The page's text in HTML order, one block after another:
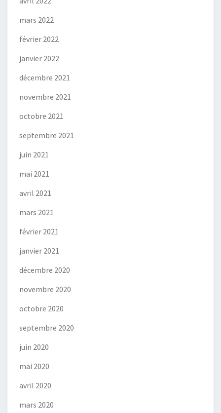
mars 2022
février 2022
janvier 2022
décembre 2021
novembre 2021
octobre 2021
septembre 2021
juin 2021
mai 2021
avril 2021
mars 2021
février 2021
janvier 2021
décembre 2020
novembre 2020
octobre 2020
septembre 2020
juin 2020
mai 2020
avril 2020
mars 2020